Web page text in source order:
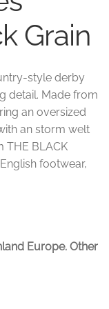
Grain
style derby
detail. Made from
an oversized
an storm welt
THE BLACK
footwear,
Europe. Other